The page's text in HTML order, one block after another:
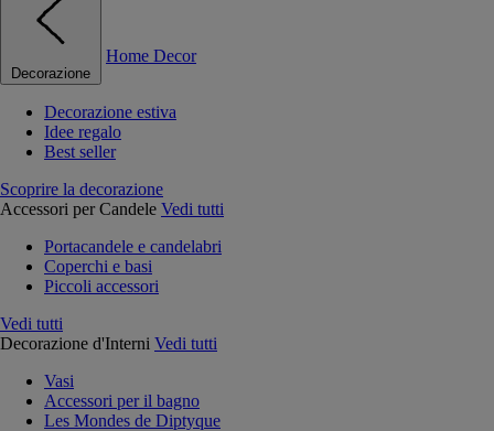
Decorazione
Home Decor
Decorazione estiva
Idee regalo
Best seller
Scoprire la decorazione
Accessori per Candele Vedi tutti
Portacandele e candelabri
Coperchi e basi
Piccoli accessori
Vedi tutti
Decorazione d'Interni Vedi tutti
Vasi
Accessori per il bagno
Les Mondes de Diptyque